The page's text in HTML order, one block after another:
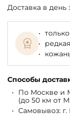
Доставка в день
Способы
По Москве и
(до 50 км от
Самовывоз: г.